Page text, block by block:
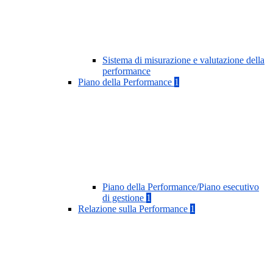
Sistema di misurazione e valutazione della
performance
Piano della Performance 1
Piano della Performance/Piano esecutivo
di gestione 1
Relazione sulla Performance 1